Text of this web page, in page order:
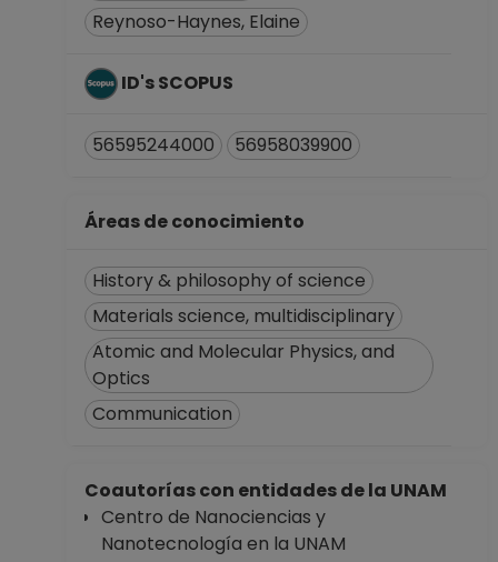
Reynoso-Haynes, Elaine
ID's SCOPUS
56595244000 56958039900
Áreas de conocimiento
History & philosophy of science
Materials science, multidisciplinary
Atomic and Molecular Physics, and
Optics
Communication
Coautorías con entidades de la UNAM
Centro de Nanociencias y
Nanotecnología en la UNAM